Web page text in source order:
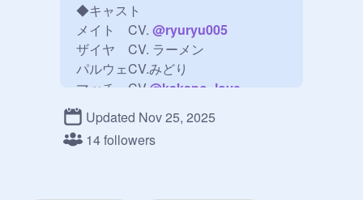
◆キャスト
メイト　CV. @ryuryu005
ザイヤ　CV. ラーメン
パルウェCV.みどり
マッチ　CV.@kakapo_love
Updated Nov 25, 2025
14 followers